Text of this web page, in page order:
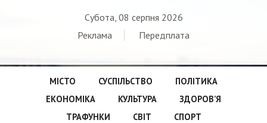
Субота, 08 серпня 2026
Реклама
Передплата
МІСТО СУСПІЛЬСТВО
ПОЛІТИКА
ЕКОНОМІКА
КУЛЬТУРА
ЗДОРОВ’Я
ТРАФУНКИ
СВІТ
СПОРТ